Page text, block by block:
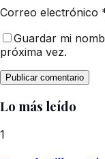
Correo electrónico
Guardar mi
próxima vez.
Lo más leído
1